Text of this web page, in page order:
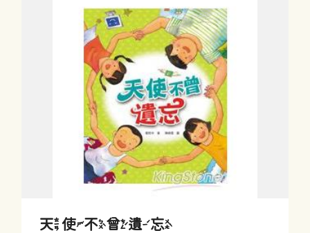
天使不曾遺忘